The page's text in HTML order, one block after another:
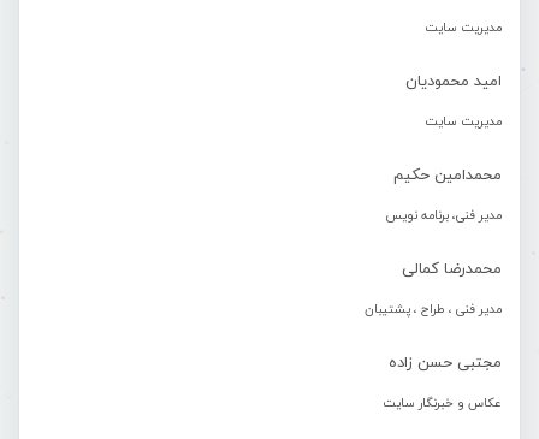
مدیریت سایت
امید محمودیان
مدیریت سایت
محمدامین حکیم
مدیر فنی، برنامه نویس
محمدرضا کمالی
مدیر فنی ، طراح ، پشتیبان
مجتبی حسن زاده
عکاس و خبرنگار سایت